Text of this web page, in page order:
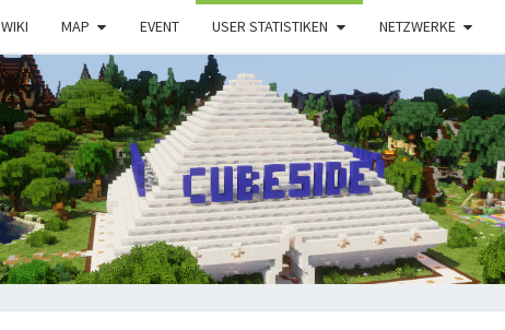
WIKI MAP EVENT USER STATISTIKEN NETZWERKE